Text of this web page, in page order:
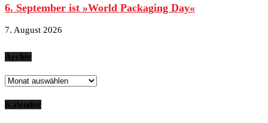
6. September ist »World Packaging Day«
7. August 2026
Archiv
Archiv
Kalender